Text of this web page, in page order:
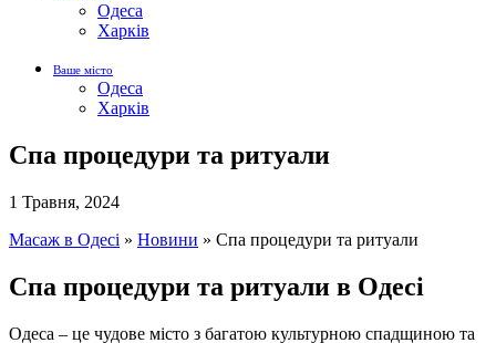
Одеса
Харків
Ваше місто
Одеса
Харків
Спа процедури та ритуали
1 Травня, 2024
Масаж в Одесі » Новини » Спа процедури та ритуали
Спа процедури та ритуали в Одесі
Одеса – це чудове місто з багатою культурною спадщиною та